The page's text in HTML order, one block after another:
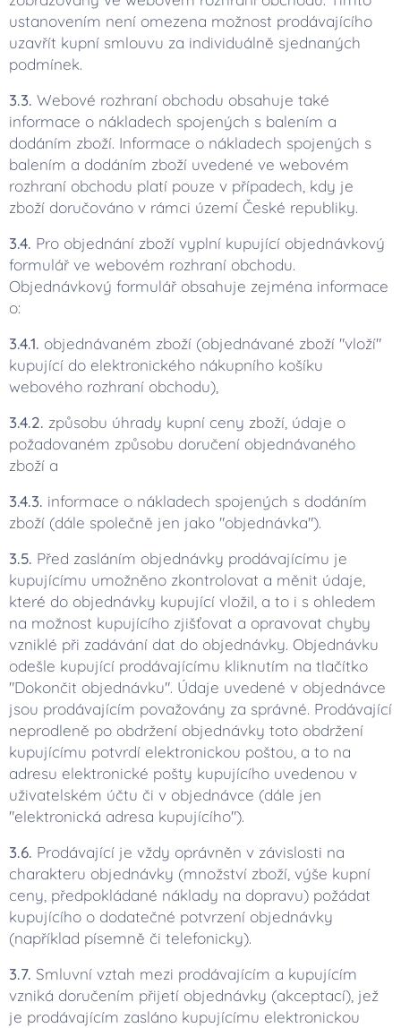
ustanovením není omezena možnost prodávajícího
uzavřít kupní smlouvu za individuálně sjednaných
podmínek.
3.3. Webové rozhraní obchodu obsahuje také
informace o nákladech spojených s balením a
dodáním zboží. Informace o nákladech spojených s
balením a dodáním zboží uvedené ve webovém
rozhraní obchodu platí pouze v případech, kdy je
zboží doručováno v rámci území České republiky.
3.4. Pro objednání zboží vyplní kupující objednávkový
formulář ve webovém rozhraní obchodu.
Objednávkový formulář obsahuje zejména informace
o:
3.4.1. objednávaném zboží (objednávané zboží "vloží"
kupující do elektronického nákupního košíku
webového rozhraní obchodu),
3.4.2. způsobu úhrady kupní ceny zboží, údaje o
požadovaném způsobu doručení objednávaného
zboží a
3.4.3. informace o nákladech spojených s dodáním
zboží (dále společně jen jako "objednávka").
3.5. Před zasláním objednávky prodávajícímu je
kupujícímu umožněno zkontrolovat a měnit údaje,
které do objednávky kupující vložil, a to i s ohledem
na možnost kupujícího zjišťovat a opravovat chyby
vzniklé při zadávání dat do objednávky. Objednávku
odešle kupující prodávajícímu kliknutím na tlačítko
"Dokončit objednávku". Údaje uvedené v objednávce
jsou prodávajícím považovány za správné. Prodávající
neprodleně po obdržení objednávky toto obdržení
kupujícímu potvrdí elektronickou poštou, a to na
adresu elektronické pošty kupujícího uvedenou v
uživatelském účtu či v objednávce (dále jen
"elektronická adresa kupujícího").
3.6. Prodávající je vždy oprávněn v závislosti na
charakteru objednávky (množství zboží, výše kupní
ceny, předpokládané náklady na dopravu) požádat
kupujícího o dodatečné potvrzení objednávky
(například písemně či telefonicky).
3.7. Smluvní vztah mezi prodávajícím a kupujícím
vzniká doručením přijetí objednávky (akceptací), jež
je prodávajícím zasláno kupujícímu elektronickou